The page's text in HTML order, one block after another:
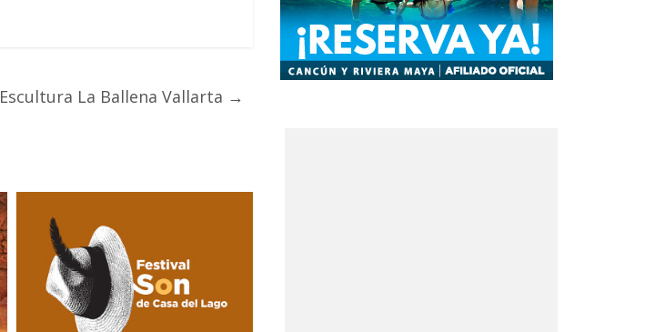
Escultura La Ballena Vallarta →